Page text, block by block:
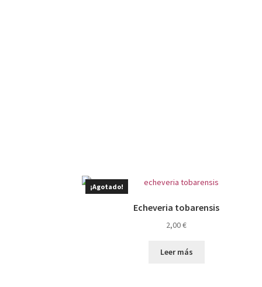
¡Agotado!
Echeveria tobarensis
2,00€
Leer más